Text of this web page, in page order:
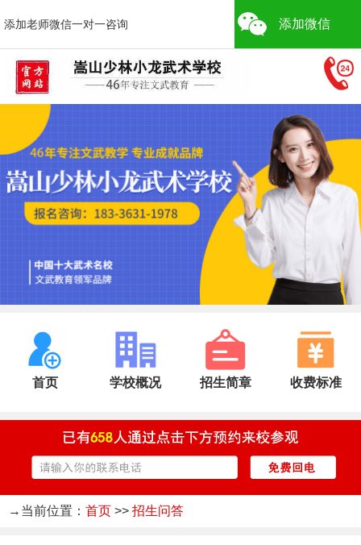
添加老师微信一对一咨询 添加微信
首页 学校概况 招生简章 收费标准
→当前位置： 首页 >> 招生问答